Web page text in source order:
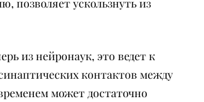
позволяет ускользнуть из
из нейронаук, это ведет к
контактов между
может достаточно